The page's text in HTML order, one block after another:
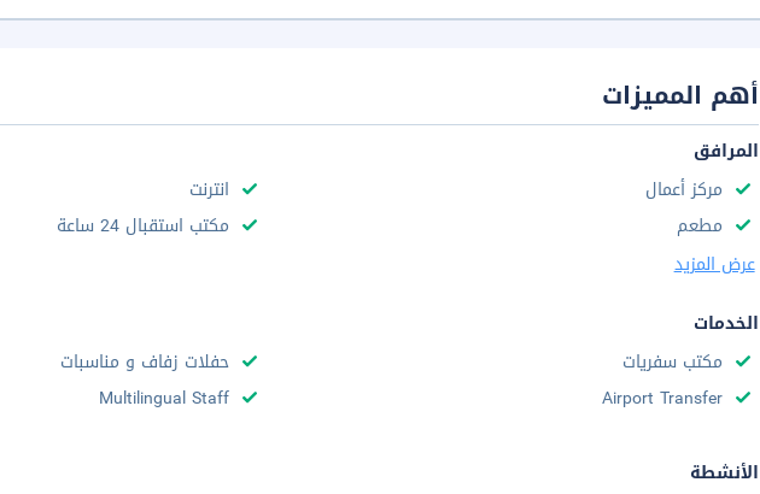
أهم المميزات
المرافق
مركز أعمال
انترنت
مطعم
مكتب استقبال 24 ساعة
عرض المزيد
الخدمات
مكتب سفريات
حفلات زفاف و مناسبات
Airport Transfer
Multilingual Staff
الأنشطة